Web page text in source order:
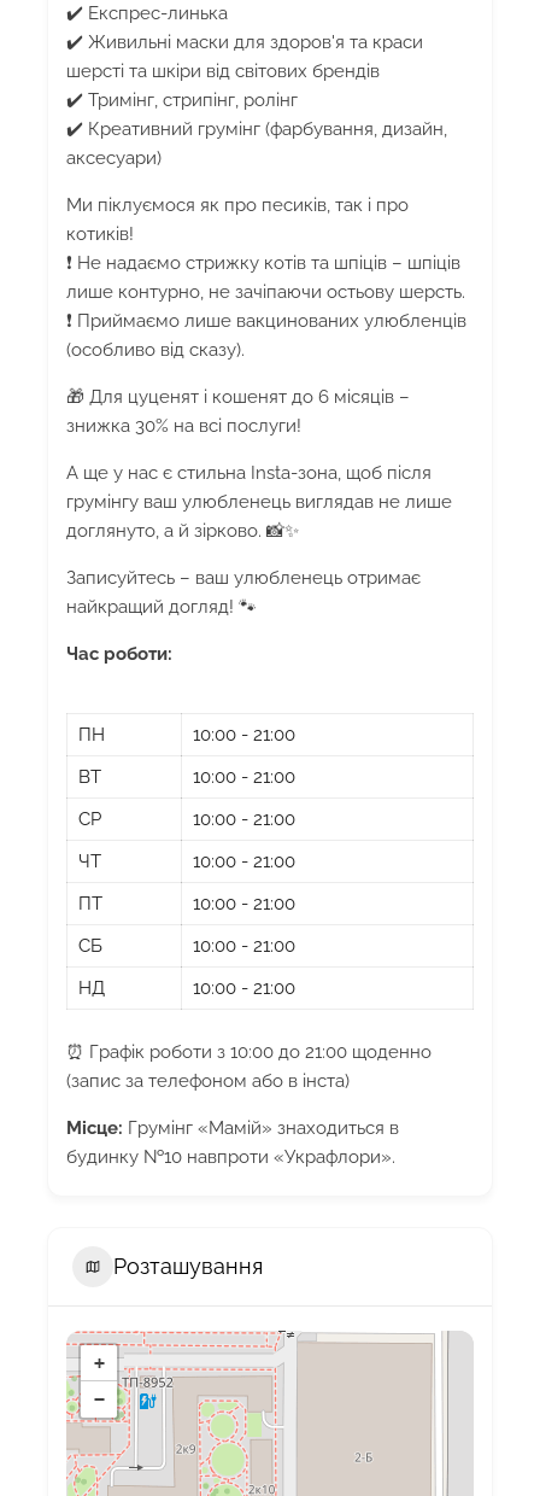
✔️ Експрес-линька
✔️ Живильні маски для здоров'я та краси
шерсті та шкіри від світових брендів
✔️ Тримінг, стрипінг, ролінг
✔️ Креативний грумінг (фарбування, дизайн,
аксесуари)
Ми піклуємося як про песиків, так і про
котиків!
❗️ Не надаємо стрижку котів та шпіців – шпіців
лише контурно, не зачіпаючи остьову шерсть.
❗️ Приймаємо лише вакцинованих улюбленців
(особливо від сказу).
🎁 Для цуценят і кошенят до 6 місяців –
знижка 30% на всі послуги!
А ще у нас є стильна Insta-зона, щоб після
грумінгу ваш улюбленець виглядав не лише
доглянуто, а й зірково. 📸✨
Записуйтесь – ваш улюбленець отримає
найкращий догляд! 🐾
Час роботи:
ПН
10:00 - 21:00
ВТ
10:00 - 21:00
СР
10:00 - 21:00
ЧТ
10:00 - 21:00
ПТ
10:00 - 21:00
СБ
10:00 - 21:00
НД
10:00 - 21:00
⏰ Графік роботи з 10:00 до 21:00 щоденно
(запис за телефоном або в інста)
Місце: Грумінг «Мамій» знаходиться в
будинку №10 навпроти «Украфлори».
Розташування
+
−